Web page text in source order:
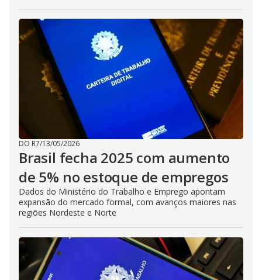
DO R7/13/05/2026
Brasil fecha 2025 com aumento
de 5% no estoque de empregos
Dados do Ministério do Trabalho e Emprego apontam
expansão do mercado formal, com avanços maiores nas
regiões Nordeste e Norte